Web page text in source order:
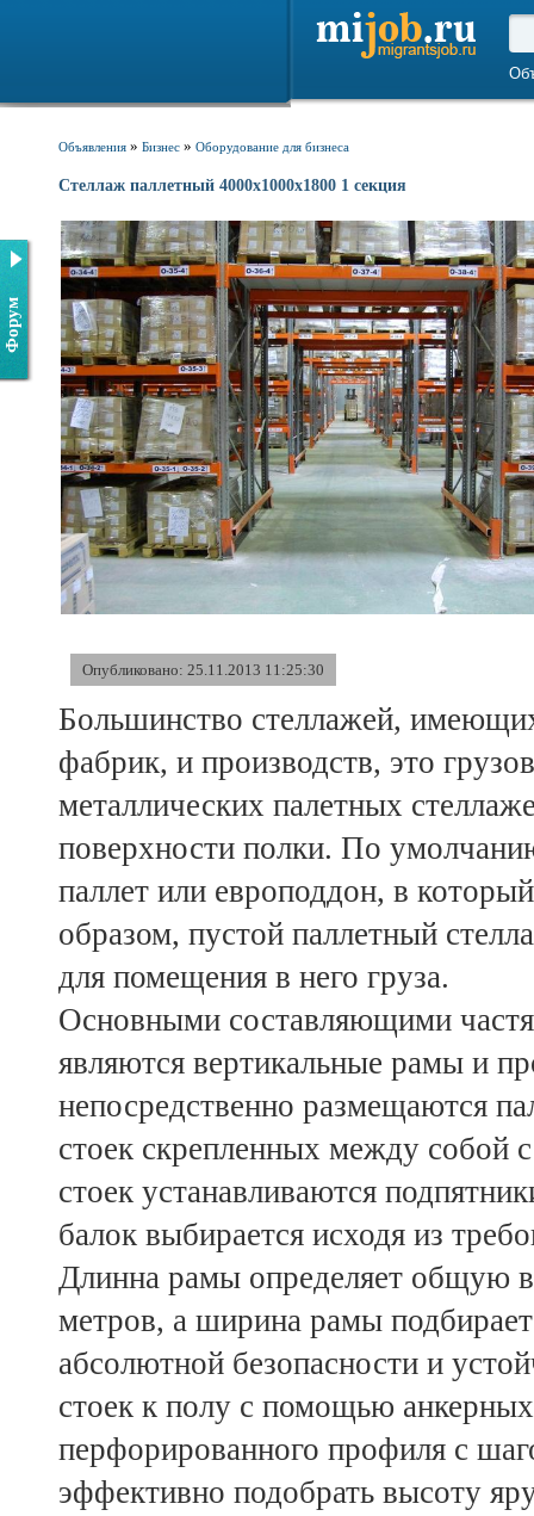
Форум
Объявления » Бизнес » Оборудование для бизнеса
Стеллаж паллетный 4000х1000х1800 1 секция
Опубликовано: 25.11.2013 11:25:30
Большинство стеллажей,
фабрик, и производств, это
металлических палетных
поверхности полки. По
паллет или европоддон, в
образом, пустой паллетный
для помещения в него груза.
Основными составляющими
являются вертикальные рамы и
непосредственно размещаются
стоек скрепленных между собой
стоек устанавливаются
балок выбирается исходя из
Длинна рамы определяет общую
метров, а ширина рамы
абсолютной безопасности и
стоек к полу с помощью
перфорированного профиля с
эффективно подобрать высоту